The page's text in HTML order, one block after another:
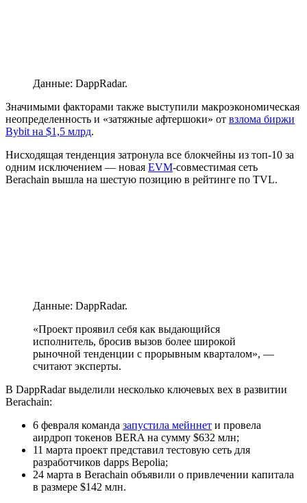
Данные: DappRadar.
Значимыми факторами также выступили макроэкономическая
неопределенность и «затяжные афтершоки» от взлома биржи
Bybit на $1,5 млрд.
Нисходящая тенденция затронула все блокчейны из топ-10 за
одним исключением — новая EVM-совместимая сеть
Berachain вышла на шестую позицию в рейтинге по TVL.
Данные: DappRadar.
«Проект проявил себя как выдающийся
исполнитель, бросив вызов более широкой
рыночной тенденции с прорывным кварталом», —
считают эксперты.
В DappRadar выделили несколько ключевых вех в развитии
Berachain:
6 февраля команда запустила мейннет и провела
аирдроп токенов BERA на сумму $632 млн;
11 марта проект представил тестовую сеть для
разработчиков dapps Bepolia;
24 марта в Berachain объявили о привлечении капитала
в размере $142 млн.